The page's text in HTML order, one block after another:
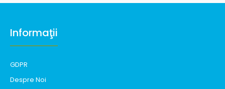
Informaţii
GDPR
Despre Noi